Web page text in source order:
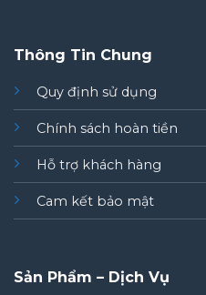
Thông Tin Chung
Quy định sử dụng
Chính sách hoàn tiền
Hỗ trợ khách hàng
Cam kết bảo mật
Sản Phẩm – Dịch Vụ